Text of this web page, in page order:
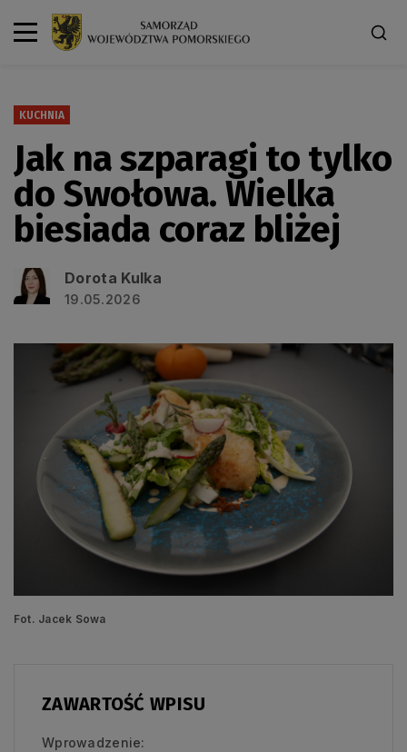
KUCHNIA
Jak na szparagi to tylko
do Swołowa. Wielka
biesiada coraz bliżej
Dorota Kulka
19.05.2026
Fot. Jacek Sowa
ZAWARTOŚĆ WPISU
Wprowadzenie: